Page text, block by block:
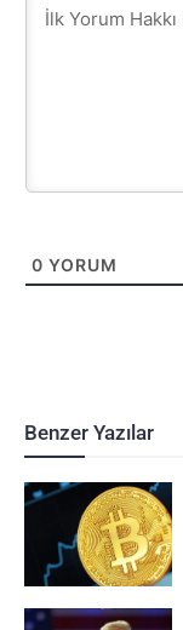
0 YORUM
Benzer Yazılar